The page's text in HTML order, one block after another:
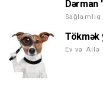
Dərman
Sağlamlıq
Tökmək
Ev və Ailə